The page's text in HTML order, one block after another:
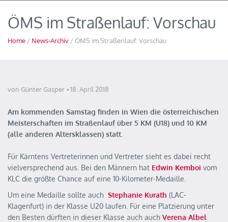
ÖMS im Straßenlauf: Vorschau
Home / News-Archiv / ÖMS im Straßenlauf: Vorschau
von Günter Gasper 18. April 2018
Am kommenden Samstag finden in Wien die österreichischen
Meisterschaften im Straßenlauf über 5 KM (U18) und 10 KM
(alle anderen Altersklassen) statt.
Für Kärntens Vertreterinnen und Vertreter sieht es dabei recht
vielversprechend aus. Bei den Männern hat Edwin Kemboi vom
KLC die größte Chance auf eine 10-Kilometer-Medaille.
Um eine Medaille sollte auch Stephanie Kurath (LAC-
Klagenfurt) in der Klasse U20 laufen. Für eine Platzierung unter
den Besten dürften in dieser Klasse auch auch Verena Albel